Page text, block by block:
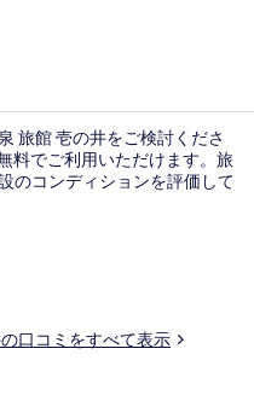
旅館 壱の井をご検討くださ
料でご利用いただけます。旅
のコンディションを評価して
口コミをすべて表示